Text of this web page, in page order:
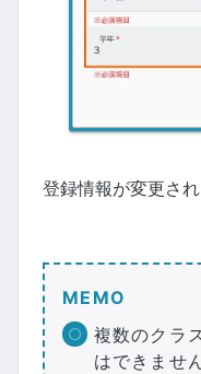
登録情報が変更され
MEMO
複数のクラ
はできません